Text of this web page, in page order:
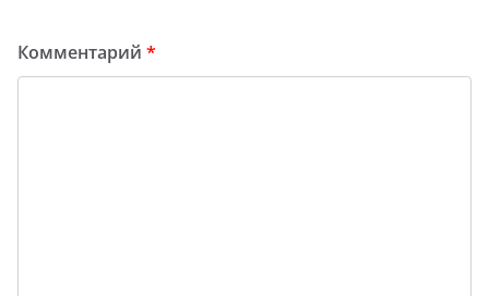
Комментарий *